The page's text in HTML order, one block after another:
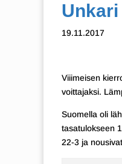
19.11.2017
Viiimeisen
voittajaksi.
Suomella oli
tasatulokseen
22-3 ja